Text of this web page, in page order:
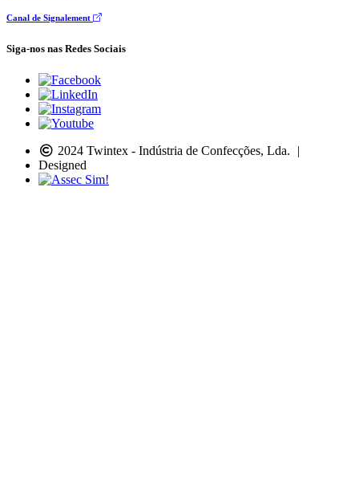
Canal de Signalement
Siga-nos nas Redes Sociais
2024 Twintex - Indústria de Confecções, Lda.
|
Designed